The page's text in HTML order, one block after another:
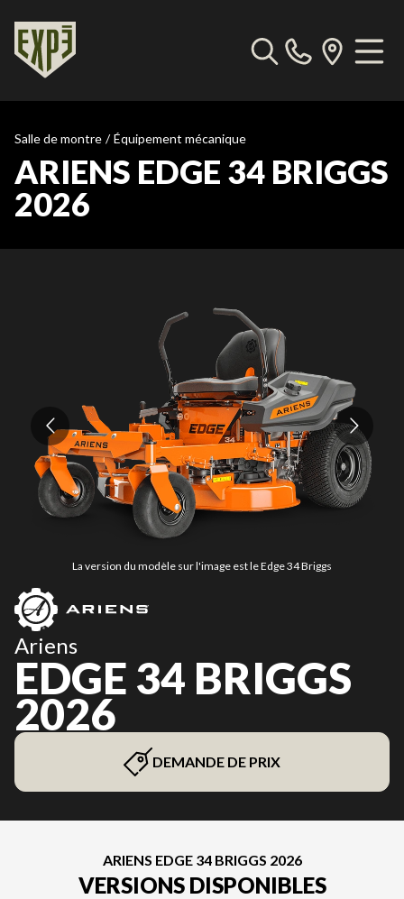
Salle de montre / Équipement mécanique
ARIENS EDGE 34 BRIGGS
2026
La version du modèle sur l'image est le Edge 34 Briggs
Ariens
EDGE 34 BRIGGS
2026
DEMANDE DE PRIX
ARIENS EDGE 34 BRIGGS 2026
VERSIONS DISPONIBLES